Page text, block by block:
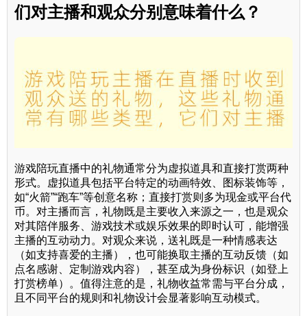
们对主播和观众分别意味着什么？
游戏陪玩直播中的礼物通常分为虚拟道具和直接打赏两种
形式。虚拟道具包括平台特定的动画特效、图标装饰等，
如“火箭”“跑车”等创意名称；直接打赏则多为现金或平台代
币。对主播而言，礼物既是主要收入来源之一，也是观众
对其陪伴服务、游戏技术或娱乐效果的即时认可，能增强
主播的互动动力。对观众来说，送礼既是一种情感表达
（如支持喜爱的主播），也可能换取主播的互动反馈（如
点名感谢、定制游戏内容），甚至成为身份标识（如登上
打赏榜单）。值得注意的是，礼物收益常需与平台分成，
且不同平台的规则和礼物设计会显著影响互动模式。